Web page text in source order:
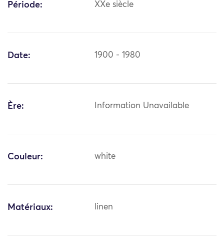
Période: XXe siècle
Date: 1900 - 1980
Ère: Information Unavailable
Couleur: white
Matériaux: linen